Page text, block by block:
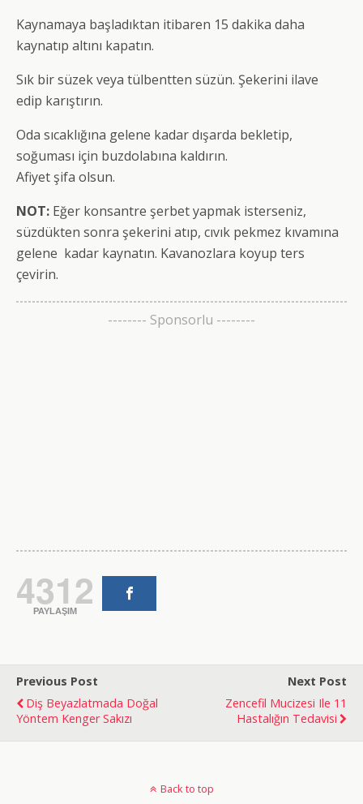
Kaynamaya başladıktan itibaren 15 dakika daha
kaynatıp altını kapatın.
Sık bir süzek veya tülbentten süzün. Şekerini ilave
edip karıştırın.
Oda sıcaklığına gelene kadar dışarda bekletip,
soğuması için buzdolabına kaldırın.
Afiyet şifa olsun.
NOT: Eğer konsantre şerbet yapmak isterseniz,
süzdükten sonra şekerini atıp, cıvık pekmez kıvamına
gelene kadar kaynatın. Kavanozlara koyup ters
çevirin.
-------- Sponsorlu --------
4312
PAYLAŞIM
Previous Post
Diş Beyazlatmada Doğal
Yöntem Kenger Sakızı
Next Post
Zencefil Mucizesi Ile 11
Hastalığın Tedavisi
Back to top